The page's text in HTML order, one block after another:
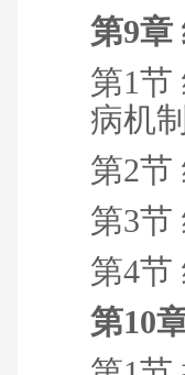
第9章
第1节
病机
第2节
第3节
第4节
第10